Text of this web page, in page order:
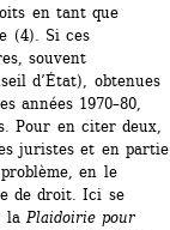
en tant que
(4). Si ces
souvent
d’État), obtenues
années 1970–80,
Pour en citer deux,
juristes et en partie
en le
de droit. Ici se
la Plaidoirie pour